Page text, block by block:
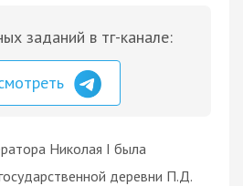
заданий в тг-канале:
Николая I была
деревни П.Д.